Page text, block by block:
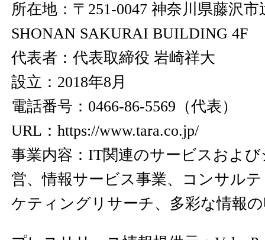
所在地：〒251-0047 神奈川県藤沢市
SHONAN SAKURAI BUILDING 4F
代表者：代表取締役 岩崎祥大
設立：2018年8月
電話番号：0466-86-5569（代表）
URL： https://www.tara.co.jp/
事業内容：IT関連のサービスおよ
営、情報サービス事業、コンサル
ケティングリサーチ、多彩な情報